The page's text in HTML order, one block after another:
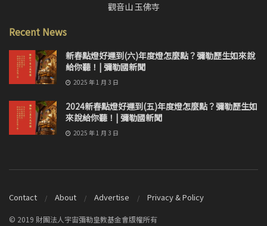
觀音山 玉佛寺
Recent News
新春點燈好運到(六)年度燈怎麼點？彌勒歷生如來說
給你聽！| 彌勒國新聞
2025 年 1 月 3 日
2024新春點燈好運到(五)年度燈怎麼點？彌勒歷生如
來說給你聽！| 彌勒國新聞
2025 年 1 月 3 日
Contact About Advertise Privacy & Policy
© 2019 財團法人宇宙彌勒皇教基金會版權所有